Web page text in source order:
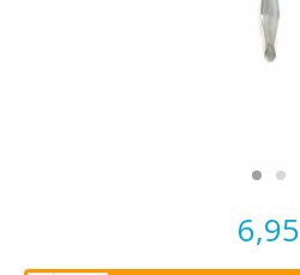
6,95